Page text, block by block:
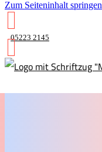
Zum Seiteninhalt springen
05223 2145